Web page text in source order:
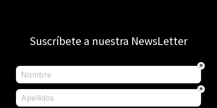
Suscríbete a nuestra NewsLetter